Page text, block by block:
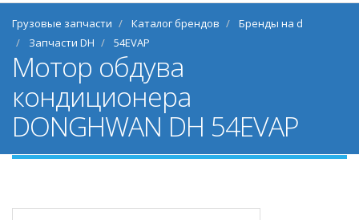
Грузовые запчасти Каталог брендов
Бренды на d
Запчасти DH
54EVAP
Мотор обдува
кондиционера
DONGHWAN DH 54EVAP